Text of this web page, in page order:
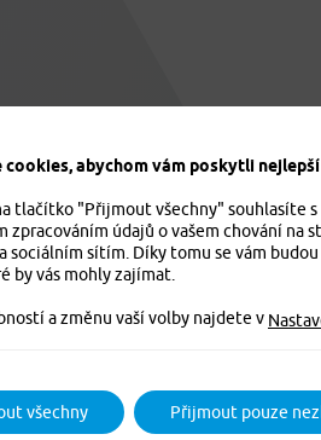
cookies, abychom vám poskytli
tlačítko "Přijmout všechny" souhlasíte s
zpracováním údajů o vašem chování na
sociálním sítím. Díky tomu se vám
by vás mohly zajímat.
a změnu vaší volby najdete v
všechny Přijmout pouze